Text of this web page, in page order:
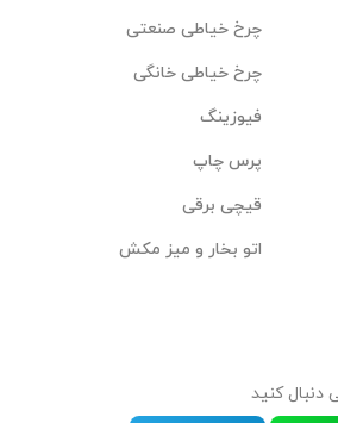
چرخ خیاطی صنعتی
چرخ خیاطی خانگی
فیوزینگ
پرس چاپ
قیچی برقی
اتو بخار و میز مکش
دنبال کنید